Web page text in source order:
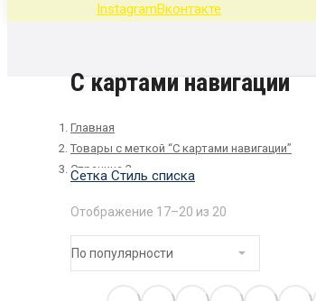
InstagramВконтакте
С картами навигации
Главная
Товары с меткой “С картами навигации”
Страница 2
Сетка Стиль списка
Отображение 17–20 из 20